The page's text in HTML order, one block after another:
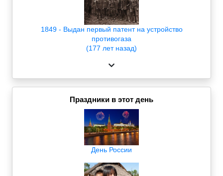
1849 - Выдан первый патент на устройство
противогаза
(177 лет назад)
Праздники в этот день
День России